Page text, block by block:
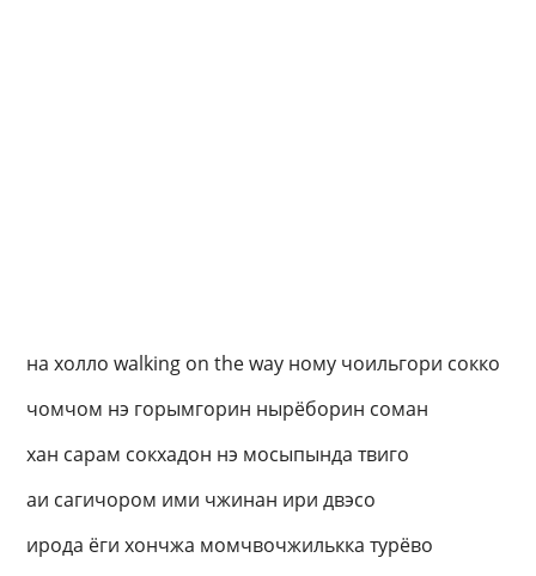
на холло walking on the way ному чоильгори сокко
чомчом нэ горымгорин нырёборин соман
хан сарам сокхадон нэ мосыпында твиго
аи сагичором ими чжинан ири двэсо
ирода ёги хончжа момчвочжилькка турёво